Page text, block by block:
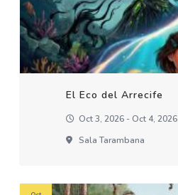
El Eco del Arrecife
Oct 3, 2026 - Oct 4, 2026
Sala Tarambana